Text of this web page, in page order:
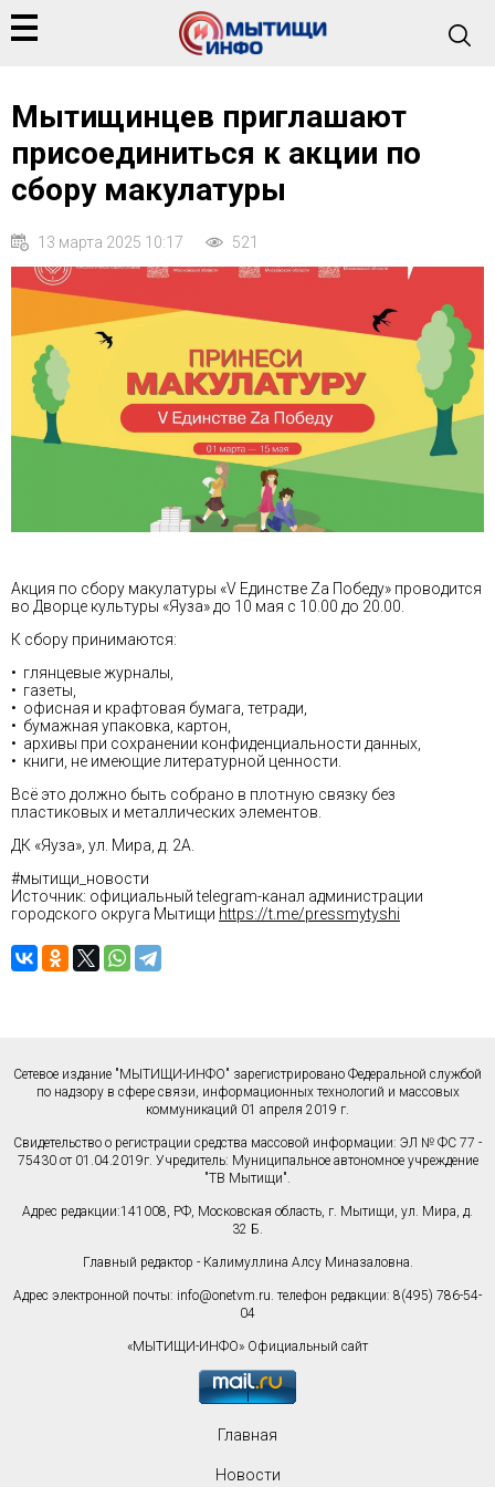
Мытищинцев приглашают
присоединиться к акции по
сбору макулатуры
13 марта 2025 10:17 521
Акция по сбору макулатуры «V Единстве Zа Победу» проводится
во Дворце культуры «Яуза» до 10 мая с 10.00 до 20.00.
К сбору принимаются:
• глянцевые журналы,
• газеты,
• офисная и крафтовая бумага, тетради,
• бумажная упаковка, картон,
• архивы при сохранении конфиденциальности данных,
• книги, не имеющие литературной ценности.
Всё это должно быть собрано в плотную связку без
пластиковых и металлических элементов.
ДК «Яуза», ул. Мира, д. 2А.
#мытищи_новости
Источник: официальный telegram-канал администрации
городского округа Мытищи https://t.me/pressmytyshi
Сетевое издание "МЫТИЩИ-ИНФО" зарегистрировано Федеральной службой
по надзору в сфере связи, информационных технологий и массовых
коммуникаций 01 апреля 2019 г.
Свидетельство о регистрации средства массовой информации: ЭЛ № ФС 77 -
75430 от 01.04.2019г. Учредитель: Муниципальное автономное учреждение
"ТВ Мытищи".
Адрес редакции:141008, РФ, Московская область, г. Мытищи, ул. Мира, д.
32 Б.
Главный редактор - Калимуллина Алсу Миназаловна.
Адрес электронной почты: info@onetvm.ru. телефон редакции: 8(495) 786-54-
04
«МЫТИЩИ-ИНФО» Официальный сайт
Главная
Новости